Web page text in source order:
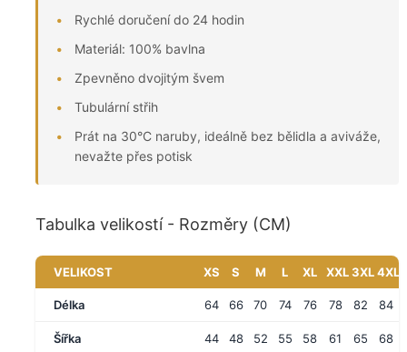
Rychlé doručení do 24 hodin
Materiál: 100% bavlna
Zpevněno dvojitým švem
Tubulární střih
Prát na 30°C naruby, ideálně bez bělidla a aviváže,
nevažte přes potisk
Tabulka velikostí - Rozměry (CM)
VELIKOST XS S M L XL XXL3XL4XL
Délka 64 66 70 74 76 78 82 84
Šířka 44 48 52 55 58 61 65 68